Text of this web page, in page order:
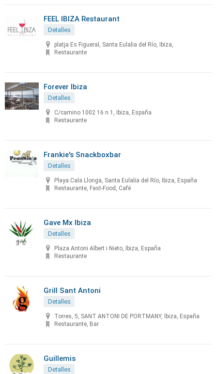
FEEL IBIZA Restaurant
Detalles
platja Es Figueral, Santa Eulalia del Río, Ibiza,
Restaurante
Forever Ibiza
Detalles
C/camino 1002 16 n 1, Ibiza, España
Restaurante
Frankie's Snackboxbar
Detalles
Playa Cala Llonga, Santa Eulalia del Río, Ibiza, España
Restaurante, Fast-Food, Café
Gave Mx Ibiza
Detalles
Plaza Antoni Albert i Nieto, Ibiza, España
Restaurante
Grill Sant Antoni
Detalles
Torres, 5, SANT ANTONI DE PORTMANY, Ibiza, España
Restaurante, Bar
Guillemis
Detalles